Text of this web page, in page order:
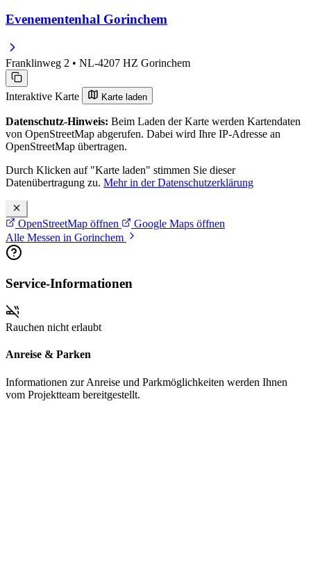
Evenementenhal Gorinchem
Franklinweg 2 • NL-4207 HZ Gorinchem
Interaktive Karte Karte laden
Datenschutz-Hinweis: Beim Laden der Karte werden Kartendaten
von OpenStreetMap abgerufen. Dabei wird Ihre IP-Adresse an
OpenStreetMap übertragen.
Durch Klicken auf "Karte laden" stimmen Sie dieser
Datenübertragung zu. Mehr in der Datenschutzerklärung
OpenStreetMap öffnen
Google Maps öffnen
Alle Messen in Gorinchem
Service-Informationen
Rauchen nicht erlaubt
Anreise & Parken
Informationen zur Anreise und Parkmöglichkeiten werden Ihnen
vom Projektteam bereitgestellt.